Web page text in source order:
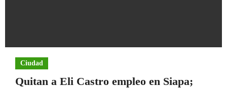
Ciudad
Quitan a Eli Castro empleo en Siapa;